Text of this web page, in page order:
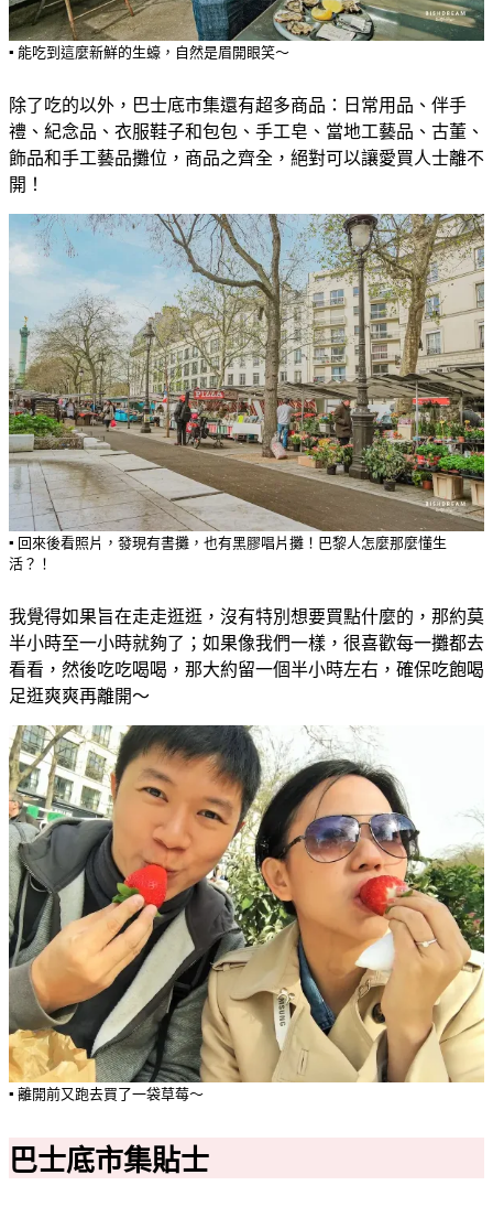
▪️ 能吃到這麼新鮮的生蠔，自然是眉開眼笑～
除了吃的以外，巴士底市集還有超多商品：日常用品、伴手
禮、紀念品、衣服鞋子和包包、手工皂、當地工藝品、古董、
飾品和手工藝品攤位，商品之齊全，絕對可以讓愛買人士離不
開！
▪️ 回來後看照片，發現有書攤，也有黑膠唱片攤！巴黎人怎麼那麼懂生
活？！
我覺得如果旨在走走逛逛，沒有特別想要買點什麼的，那約莫
半小時至一小時就夠了；如果像我們一樣，很喜歡每一攤都去
看看，然後吃吃喝喝，那大約留一個半小時左右，確保吃飽喝
足逛爽爽再離開～
▪️ 離開前又跑去買了一袋草莓～
巴士底市集貼士